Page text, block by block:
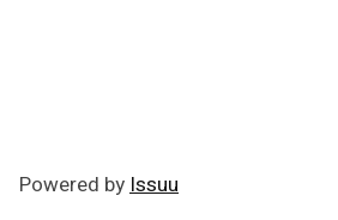
Powered byIssuu